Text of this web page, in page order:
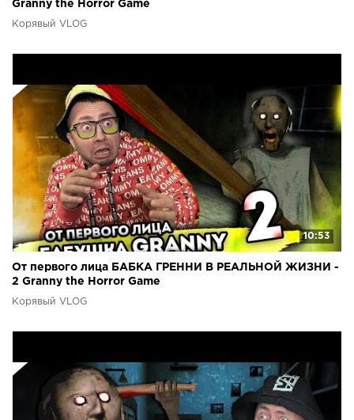
Granny the Horror Game
Корявый VLOG
10:53
От первого лица БАБКА ГРЕННИ В РЕАЛЬНОЙ ЖИЗНИ -
2 Granny the Horror Game
Корявый VLOG